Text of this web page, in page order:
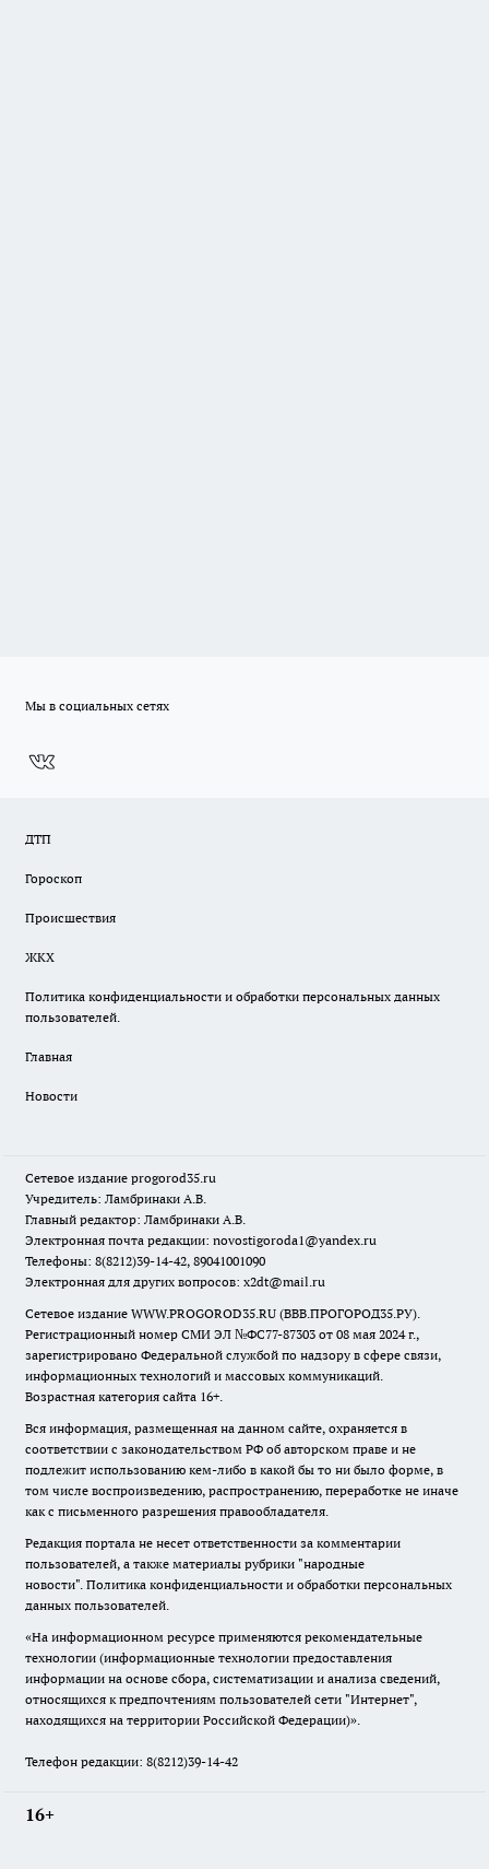
Мы в социальных сетях
ДТП
Гороскоп
Происшествия
ЖКХ
Политика конфиденциальности и обработки персональных данных
пользователей.
Главная
Новости
Сетевое издание progorod35.ru
Учредитель: Ламбринаки А.В.
Главный редактор: Ламбринаки А.В.
Электронная почта редакции: novostigoroda1@yandex.ru
Телефоны: 8(8212)39-14-42, 89041001090
Электронная для других вопросов: x2dt@mail.ru
Сетевое издание WWW.PROGOROD35.RU (ВВВ.ПРОГОРОД35.РУ).
Регистрационный номер СМИ ЭЛ №ФС77-87303 от 08 мая 2024 г.,
зарегистрировано Федеральной службой по надзору в сфере связи,
информационных технологий и массовых коммуникаций.
Возрастная категория сайта 16+.
Вся информация, размещенная на данном сайте, охраняется в
соответствии с законодательством РФ об авторском праве и не
подлежит использованию кем-либо в какой бы то ни было форме, в
том числе воспроизведению, распространению, переработке не иначе
как с письменного разрешения правообладателя.
Редакция портала не несет ответственности за комментарии
пользователей, а также материалы рубрики "народные
новости". Политика конфиденциальности и обработки персональных
данных пользователей.
«На информационном ресурсе применяются рекомендательные
технологии (информационные технологии предоставления
информации на основе сбора, систематизации и анализа сведений,
относящихся к предпочтениям пользователей сети "Интернет",
находящихся на территории Российской Федерации)».
Телефон редакции: 8(8212)39-14-42
16+